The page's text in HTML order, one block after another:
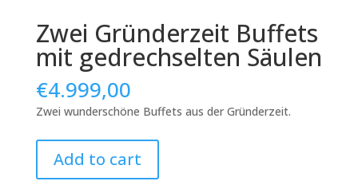
Zwei Gründerzeit Buffets
mit gedrechselten Säulen
€4.999,00
Zwei wunderschöne Buffets aus der Gründerzeit.
Gründerzeit
Buffets
Add to cart